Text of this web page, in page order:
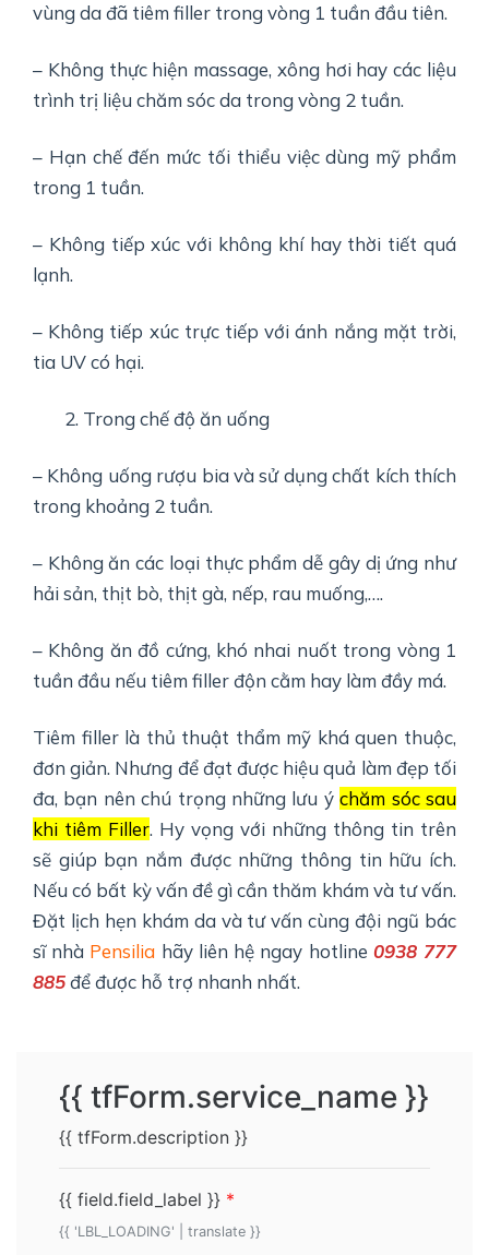
vùng da đã tiêm filler trong vòng 1 tuần đầu tiên.
– Không thực hiện massage, xông hơi hay các liệu
trình trị liệu chăm sóc da trong vòng 2 tuần.
– Hạn chế đến mức tối thiểu việc dùng mỹ phẩm
trong 1 tuần.
– Không tiếp xúc với không khí hay thời tiết quá
lạnh.
– Không tiếp xúc trực tiếp với ánh nắng mặt trời,
tia UV có hại.
Trong chế độ ăn uống
– Không uống rượu bia và sử dụng chất kích thích
trong khoảng 2 tuần.
– Không ăn các loại thực phẩm dễ gây dị ứng như
hải sản, thịt bò, thịt gà, nếp, rau muống,….
– Không ăn đồ cứng, khó nhai nuốt trong vòng 1
tuần đầu nếu tiêm filler độn cằm hay làm đầy má.
Tiêm filler là thủ thuật thẩm mỹ khá quen thuộc,
đơn giản. Nhưng để đạt được hiệu quả làm đẹp tối
đa, bạn nên chú trọng những lưu ýchăm sóc sau
khi tiêm Filler. Hy vọng với những thông tin trên
sẽ giúp bạn nắm được những thông tin hữu ích.
Nếu có bất kỳ vấn đề gì cần thăm khám và tư vấn.
Đặt lịch hẹn khám da và tư vấn cùng đội ngũ bác
sĩ nhà Pensilia hãy liên hệ ngay hotline 0938 777
885để được hỗ trợ nhanh nhất.